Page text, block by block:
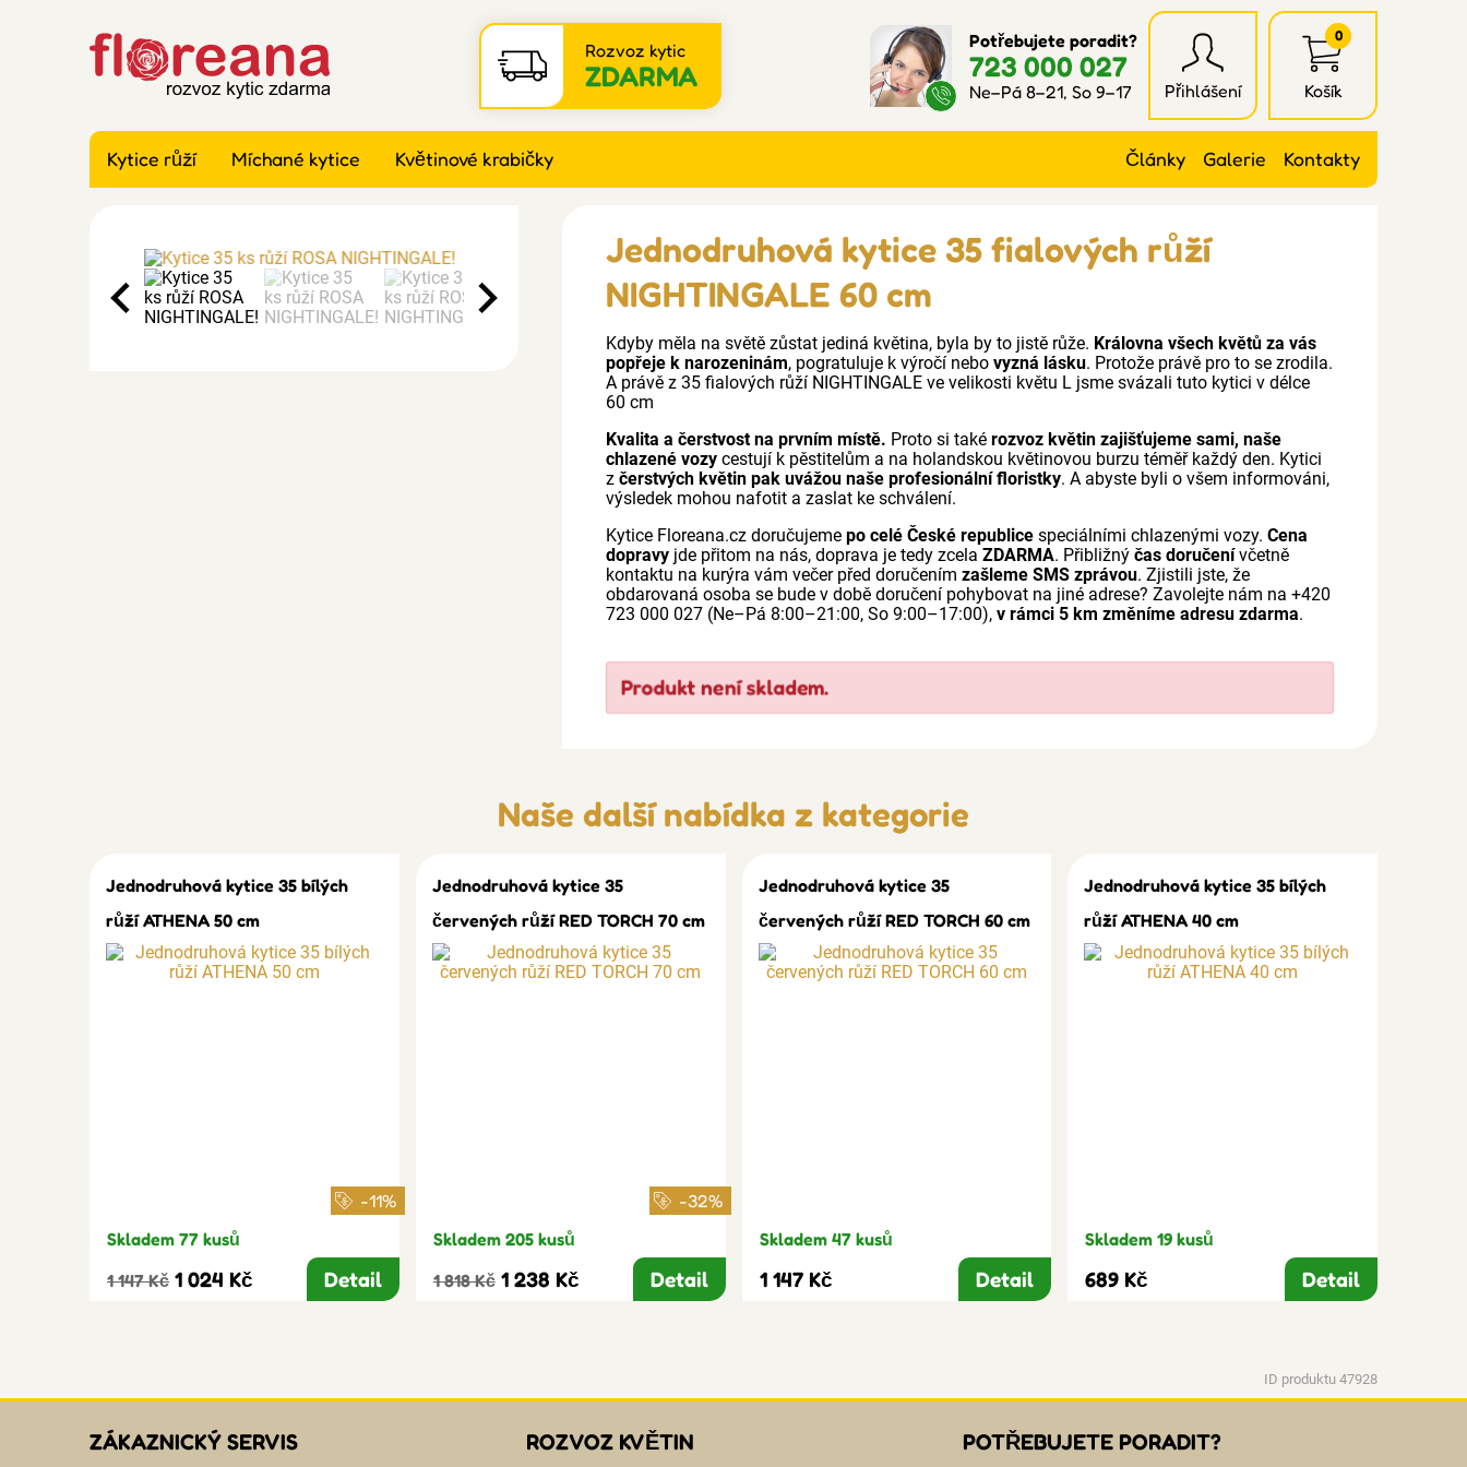
Rozvoz kytic
ZDARMA
Potřebujete poradit?
723 000 027
Ne–Pá 8–21, So 9–17 Přihlášení
0
Košík
Kytice růží Míchané kytice Květinové krabičky Články Galerie Kontakty
Jednodruhová kytice 35 fialových růží
NIGHTINGALE 60 cm
Kdyby měla na světě zůstat jediná květina, byla by to jistě růže. Královna všech květů za vás
popřeje k narozeninám, pogratuluje k výročí nebovyzná lásku. Protože právě pro to se zrodila.
A právě z 35 fialových růží NIGHTINGALE ve velikosti květu L jsme svázali tuto kytici v délce
60 cm
Kvalita a čerstvost na prvním místě. Proto si takérozvoz květin zajišťujeme sami, naše
chlazené vozy cestují k pěstitelům a na holandskou květinovou burzu téměř každý den. Kytici
zčerstvých květin pak uvážou naše profesionální floristky. A abyste byli o všem informováni,
výsledek mohou nafotit a zaslat ke schválení.
Kytice Floreana.cz doručujemepo celé České republice speciálními chlazenými vozy.Cena
dopravy jde přitom na nás, doprava je tedy zcelaZDARMA. Přibližnýčas doručenívčetně
kontaktu na kurýra vám večer před doručenímzašleme SMS zprávou. Zjistili jste, že
obdarovaná osoba se bude v době doručení pohybovat na jiné adrese? Zavolejte nám na +420
723 000 027 (Ne–Pá 8:00–21:00, So 9:00–17:00),v rámci 5 km změníme adresu zdarma.
Produkt není skladem.
Naše další nabídka z kategorie
Jednodruhová kytice 35 bílých
růží ATHENA 50 cm
-11%
Skladem 77 kusů
1 147 Kč 1 024 Kč Detail
Jednodruhová kytice 35
červených růží RED TORCH 70 cm
-32%
Skladem 205 kusů
1 818 Kč 1 238 Kč Detail
Jednodruhová kytice 35
červených růží RED TORCH 60 cm
Skladem 47 kusů
1 147 Kč Detail
Jednodruhová kytice 35 bílých
růží ATHENA 40 cm
Skladem 19 kusů
689 Kč Detail
ID produktu 47928
ZÁKAZNICKÝ SERVIS ROZVOZ KVĚTIN POTŘEBUJETE PORADIT?